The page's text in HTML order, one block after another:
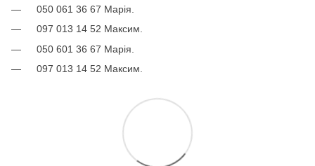
050 061 36 67 Марія.
097 013 14 52 Максим.
050 601 36 67 Марія.
097 013 14 52 Максим.